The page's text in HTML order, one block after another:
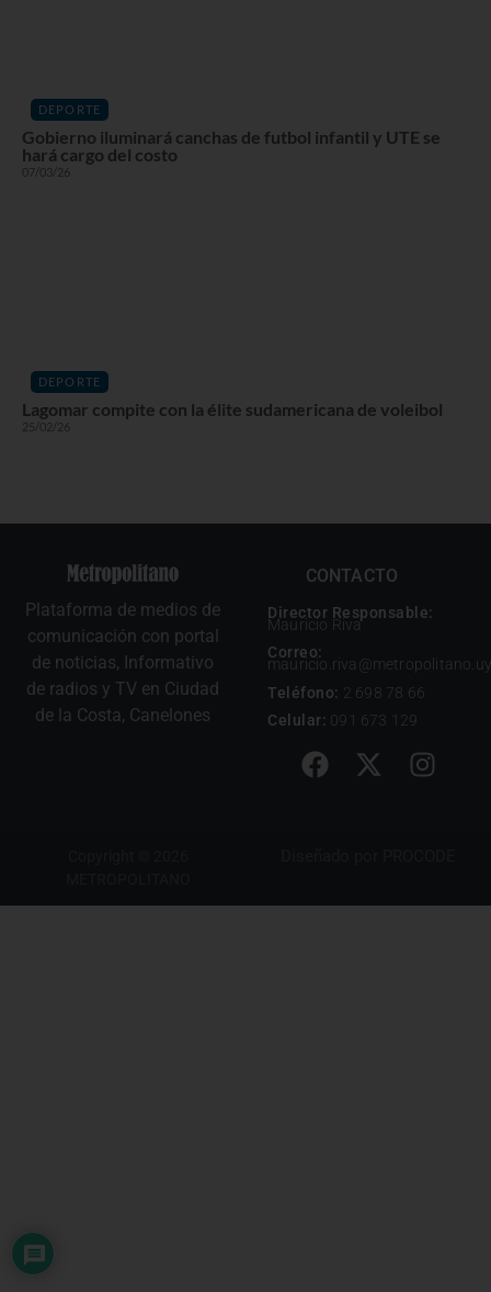
DEPORTE
Gobierno iluminará canchas de futbol infantil y UTE se
hará cargo del costo
07/03/26
DEPORTE
Lagomar compite con la élite sudamericana de voleibol
25/02/26
Plataforma de medios de
comunicación con portal
de noticias, Informativo
de radios y TV en Ciudad
de la Costa, Canelones
CONTACTO
Director Responsable:
Mauricio Riva
Correo:
mauricio.riva@metropolitano.uy
Teléfono: 2 698 78 66
Celular: 091 673 129